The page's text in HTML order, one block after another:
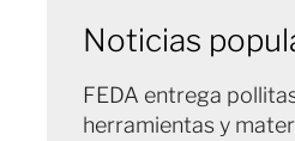
Noticias
FEDA entrega
herramientas y